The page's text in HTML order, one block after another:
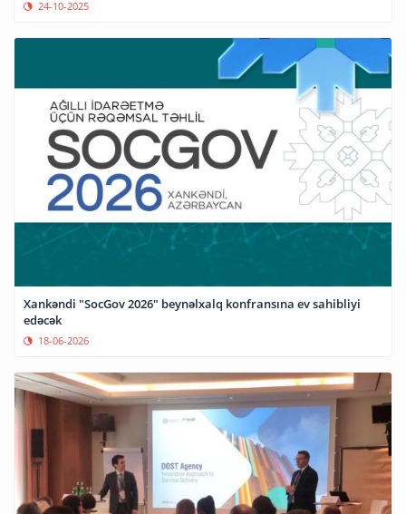
24-10-2025
Xankəndi "SocGov 2026" beynəlxalq konfransına ev sahibliyi
edəcək
18-06-2026